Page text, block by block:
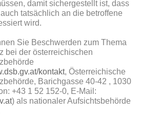
damit sichergestellt ist, dass
tatsächlich an die betroffene
wird.
Sie Beschwerden zum Thema
bei der österreichischen
kontakt, Österreichische
Barichgasse 40-42 , 1030
+43 1 52 152-0, E-Mail:
) als nationaler Aufsichtsbehörde